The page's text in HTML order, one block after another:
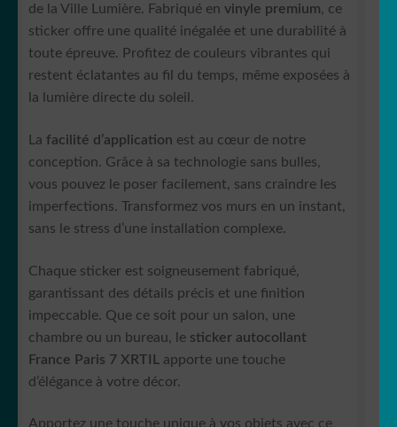
de la Ville Lumière. Fabriqué en vinyle premium, ce
sticker offre une qualité inégalée et une durabilité à
toute épreuve. Profitez de couleurs vibrantes qui
restent éclatantes au fil du temps, même exposées à
la lumière directe du soleil.
La facilité d’application est au cœur de notre
conception. Grâce à sa technologie sans bulles,
vous pouvez le poser facilement, sans craindre les
imperfections. Transformez vos murs en un instant,
sans le stress d’une installation complexe.
Chaque sticker est soigneusement fabriqué,
garantissant des détails précis et une finition
impeccable. Que ce soit pour un salon, une
chambre ou un bureau, le sticker autocollant
France Paris 7 XRTIL
apporte une touche
d’élégance à votre décor.
Apportez une touche unique à vos objets avec ce